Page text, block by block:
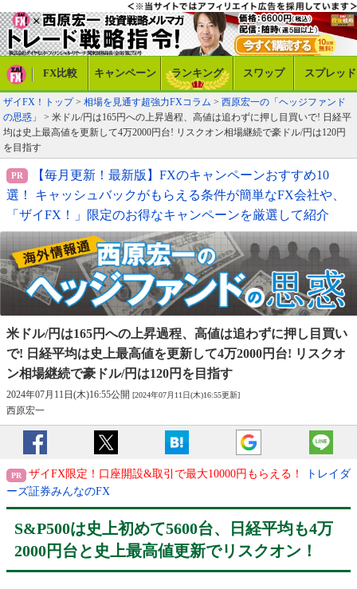
FX比較 キャンペーン ランキング スワップ スプレッド
ザイFX！トップ> 相場を見通す超強力FXコラム > 西原宏一の「ヘッジファンド
の思惑」
> 米ドル/円は165円への上昇過程、高値は追わずに押し目買いで! 日経平
均は史上最高値を更新して4万2000円台! リスクオン相場継続で豪ドル/円は120円
を目指す
【毎月更新！最新版】FXのキャンペーンおすすめ10
選！ キャッシュバックがもらえる条件が簡単なFX会社や、
「ザイFX！」限定のお得なキャンペーンを厳選して紹介
米ドル/円は165円への上昇過程、高値は追わずに押し目 買い
で! 日経平均は史上最高値を更新して4万2000円 台! リスクオ
ン相場継続で豪ドル/円は120円を目指す
2024年07月11日(木)16:55公開 [2024年07月11日(木)16:55更新]
西原宏一
ザイFX限定！口座開設&取引で最大10000円もらえる！
トレイダ
ーズ証券みんなのFX
S&P500は史上初めて5600台、日経平均も4万
2000円台と史上最高値更新でリスクオン！